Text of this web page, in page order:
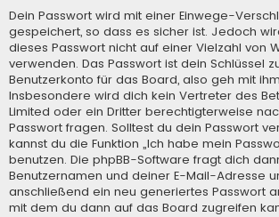
Dein Passwort wird mit einer Einwege-
gespeichert, so dass es sicher ist. Jedoch
dieses Passwort nicht auf einer Vielzahl von
verwenden. Das Passwort ist dein Schlüssel
Benutzerkonto für das Board, also geh mit
Insbesondere wird dich kein Vertreter des
Limited oder ein Dritter berechtigterweise
Passwort fragen. Solltest du dein Passwort
kannst du die Funktion „Ich habe mein
benutzen. Die phpBB-Software fragt dich
Benutzernamen und deiner E-Mail-Adresse
anschließend ein neu generiertes Passwort
mit dem du dann auf das Board zugreifen